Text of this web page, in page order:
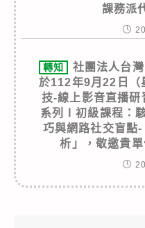
課務派
轉知
社團法人台
於112年9月22日（
技-線上影音直播
系列Ⅰ初級課程：
巧與網路社交盲
析」，敬邀貴